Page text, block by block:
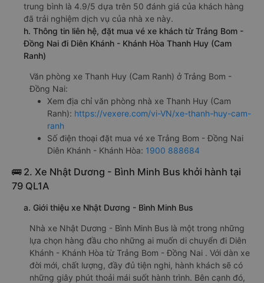
trung bình là 4.9/5 dựa trên 50 đánh giá của khách hàng
đã trải nghiệm dịch vụ của nhà xe này.
h. Thông tin liên hệ, đặt mua vé xe khách từ Trảng Bom -
Đồng Nai đi Diên Khánh - Khánh Hòa Thanh Huy (Cam
Ranh)
Văn phòng xe Thanh Huy (Cam Ranh) ở Trảng Bom -
Đồng Nai:
Xem địa chỉ văn phòng nhà xe Thanh Huy (Cam
Ranh): https://vexere.com/vi-VN/xe-thanh-huy-cam-
ranh
Số điện thoại đặt mua vé xe Trảng Bom - Đồng Nai
Diên Khánh - Khánh Hòa: 1900 888684
🚌 2. Xe Nhật Dương - Bình Minh Bus khởi hành tại
79 QL1A
a. Giới thiệu xe Nhật Dương - Bình Minh Bus
Nhà xe Nhật Dương - Bình Minh Bus là một trong những
lựa chọn hàng đầu cho những ai muốn di chuyển đi Diên
Khánh - Khánh Hòa từ Trảng Bom - Đồng Nai . Với dàn xe
đời mới, chất lượng, đầy đủ tiện nghi, hành khách sẽ có
những giây phút thoải mái suốt hành trình. Bên cạnh đó,